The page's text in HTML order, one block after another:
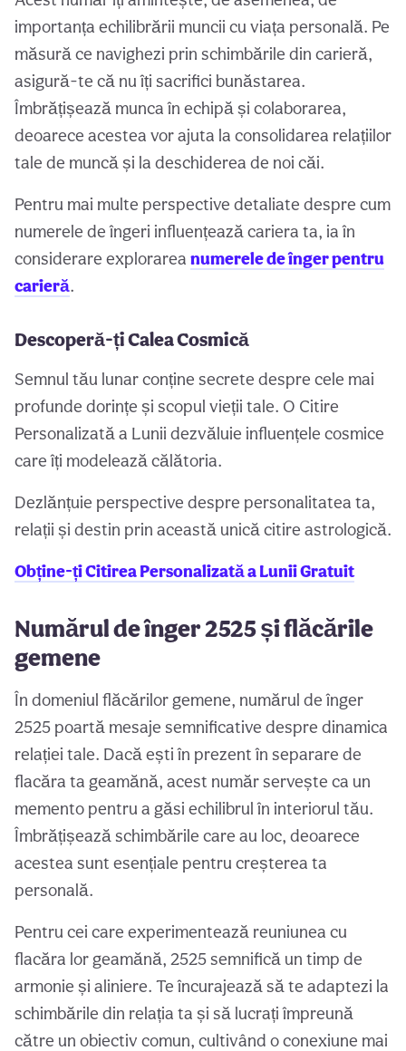
importanța echilibrării muncii cu viața personală. Pe
măsură ce navighezi prin schimbările din carieră,
asigură-te că nu îți sacrifici bunăstarea.
Îmbrățișează munca în echipă și colaborarea,
deoarece acestea vor ajuta la consolidarea relațiilor
tale de muncă și la deschiderea de noi căi.
Pentru mai multe perspective detaliate despre cum
numerele de îngeri influențează cariera ta, ia în
considerare explorarea numerele de înger pentru
carieră.
Descoperă-ți Calea Cosmică
Semnul tău lunar conține secrete despre cele mai
profunde dorințe și scopul vieții tale. O Citire
Personalizată a Lunii dezvăluie influențele cosmice
care îți modelează călătoria.
Dezlănțuie perspective despre personalitatea ta,
relații și destin prin această unică citire astrologică.
Obține-ți Citirea Personalizată a Lunii Gratuit
Numărul de înger 2525 și flăcările
gemene
În domeniul flăcărilor gemene, numărul de înger
2525 poartă mesaje semnificative despre dinamica
relației tale. Dacă ești în prezent în separare de
flacăra ta geamănă, acest număr servește ca un
memento pentru a găsi echilibrul în interiorul tău.
Îmbrățișează schimbările care au loc, deoarece
acestea sunt esențiale pentru creșterea ta
personală.
Pentru cei care experimentează reuniunea cu
flacăra lor geamănă, 2525 semnifică un timp de
armonie și aliniere. Te încurajează să te adaptezi la
schimbările din relația ta și să lucrați împreună
către un obiectiv comun, cultivând o conexiune mai